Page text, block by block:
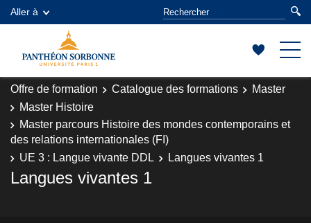
Aller à
Offre de formation Catalogue des formations
Master
Master Histoire
Master parcours Histoire des mondes contemporains et
des relations internationales (FI)
UE 3 : Langue vivante DDL
Langues vivantes 1
Langues vivantes 1